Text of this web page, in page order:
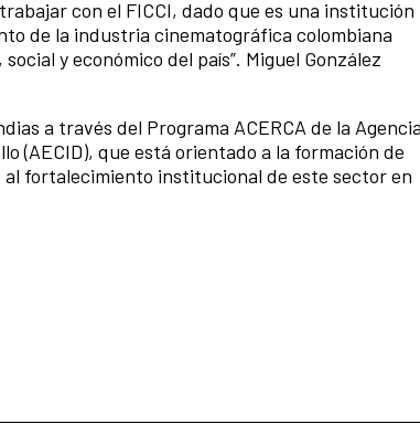
con el FICCI, dado que es una institución
de la industria cinematográ­fica colombiana
y económico del país”. Miguel González
a través del Programa ACERCA de la
(AECID), que está orientado a la formación de
fortalecimiento institucional de este sector en